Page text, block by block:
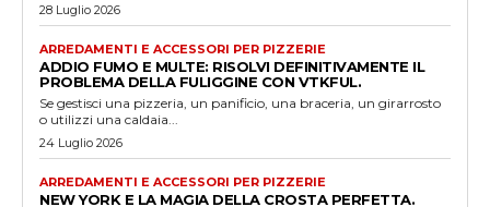
28 Luglio 2026
ARREDAMENTI E ACCESSORI PER PIZZERIE
ADDIO FUMO E MULTE: RISOLVI DEFINITIVAMENTE IL
PROBLEMA DELLA FULIGGINE CON VTKFUL.
Se gestisci una pizzeria, un panificio, una braceria, un girarrosto
o utilizzi una caldaia...
24 Luglio 2026
ARREDAMENTI E ACCESSORI PER PIZZERIE
NEW YORK E LA MAGIA DELLA CROSTA PERFETTA.